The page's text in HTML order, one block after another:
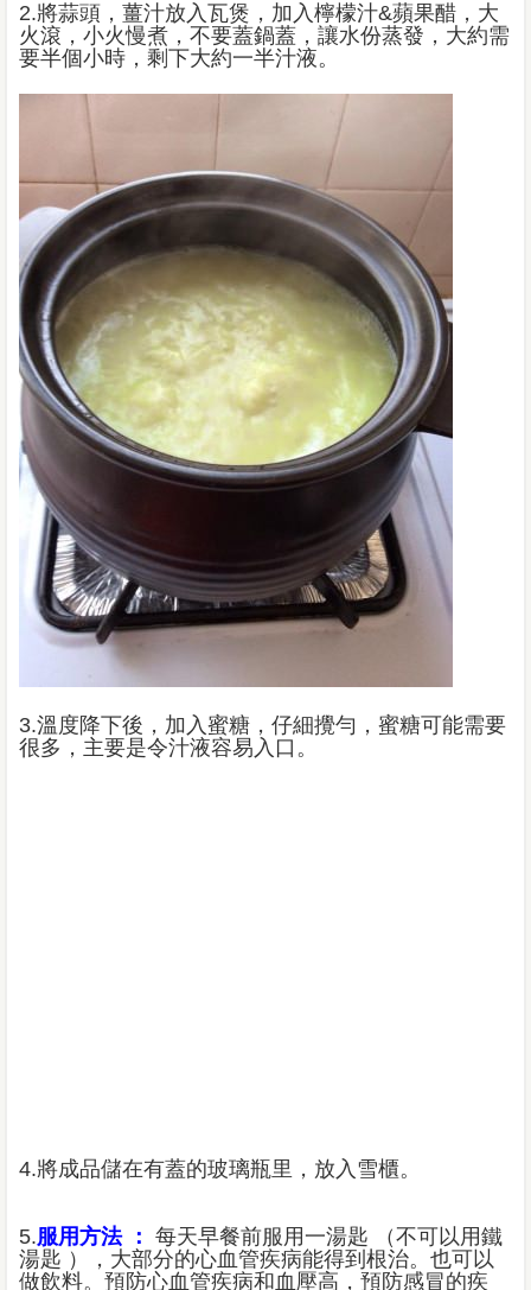
2.將蒜頭，薑汁放入瓦煲，加入檸檬汁&蘋果醋，大
火滾，小火慢煮，不要蓋鍋蓋，讓水份蒸發，大約需
要半個小時，剩下大約一半汁液。
3.溫度降下後，加入蜜糖，仔細攪勻，蜜糖可能需要
很多，主要是令汁液容易入口。
4.將成品儲在有蓋的玻璃瓶里，放入雪櫃。
5.服用方法 ： 每天早餐前服用一湯匙 （不可以用鐵
湯匙 ），大部分的心血管疾病能得到根治。也可以
做飲料。預防心血管疾病和血壓高，預防感冒的疾